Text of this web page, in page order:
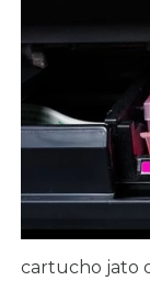
cartucho jato